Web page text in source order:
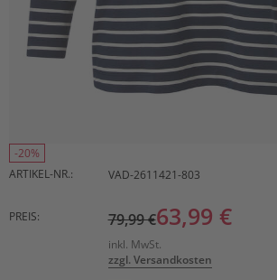
-20%
ARTIKEL-NR.:
VAD-2611421-803
PREIS: 79,99 €63,99 €
inkl. MwSt.
zzgl. Versandkosten